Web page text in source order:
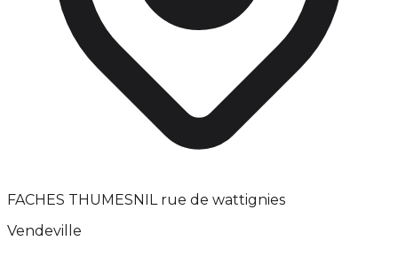
FACHES THUMESNIL rue de wattignies
Vendeville